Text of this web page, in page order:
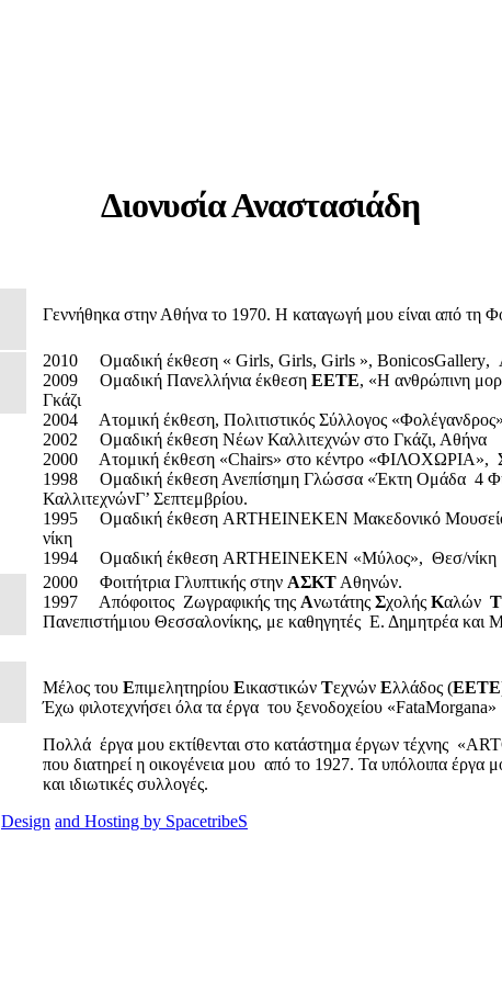
Διονυσία Αναστασιάδη
Γεννήθηκα στην Αθήνα το 1970. Η καταγωγή μου είναι από τη
2010 Ομαδική έκθεση «Girls,Girls,Girls »,BonicosGallery,
2009
Ομαδική Πανελλήνια έκθεσηΕΕΤΕ, «Η ανθρώπινη
Γκάζι
2004
Ατομική έκθεση, Πολιτιστικός Σύλλογος
2002
Ομαδική έκθεση Νέων Καλλιτεχνών στο Γκάζι, Αθήνα
2000
Ατομική έκθεση «Chairs» στο κέντρο «ΦΙΛΟΧΩΡΙΑ»,
1998
Ομαδική έκθεση Ανεπίσημη Γλώσσα «Έκτη Ομάδα 4
ΚαλλιτεχνώνΓ’ Σεπτεμβρίου.
1995
Ομαδική έκθεση ARTHEINEKEN Μακεδονικό
νίκη
1994
Ομαδική έκθεση ARTHEINEKEN «Μύλος», Θεσ/νίκη
2000 Φοιτήτρια Γλυπτικής στην ΑΣΚΤ Αθηνών.
1997
Απόφοιτος Ζωγραφικής της ΑνωτάτηςΣχολήςΚαλών Τ
Πανεπιστήμιου Θεσσαλονίκης, με καθηγητές Ε. Δημητρέα και
Μέλος τουΕπιμελητηρίουΕικαστικώνΤεχνώνΕλλάδος (ΕΕΤΕ
Έχω φιλοτεχνήσει όλα τα έργα του ξενοδοχείου «FataMorgana»
Πολλά έργα μου εκτίθενται στο κατάστημα έργων τέχνης «ART
που διατηρεί η οικογένεια μου από το 1927. Τα υπόλοιπα έργα
και ιδιωτικές συλλογές.
Design and Hosting by SpacetribeS